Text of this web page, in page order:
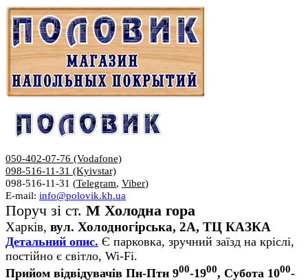
050-402-07-76 (Vodafone)
098-516-11-31 (Kyivstar)
098-516-11-31 (Telegram, Viber)
E-mail: info@polovik.kh.ua
Поруч зі ст. М Холодна гора
Харків, вул. Холодногірська, 2А, ТЦ КАЗКА
Детальний опис. Є парковка, зручний заїзд на кріслі,
постійно є світло, Wi-Fi.
Прийом відвідувачів Пн-Птн 900-1900, Субота 1000-